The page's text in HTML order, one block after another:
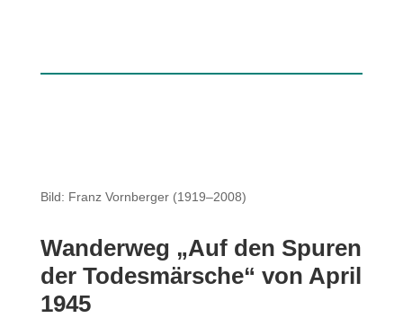
Bild: Franz Vornberger (1919–2008)
Wanderweg „Auf den Spuren
der Todesmärsche“ von April
1945